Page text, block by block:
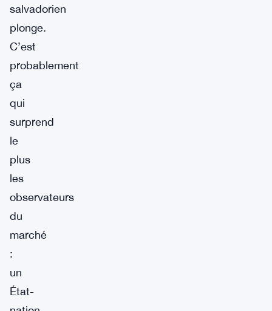
salvadorien
plonge.
C’est
probablement
ça
qui
surprend
le
plus
les
observateurs
du
marché
:
un
État-